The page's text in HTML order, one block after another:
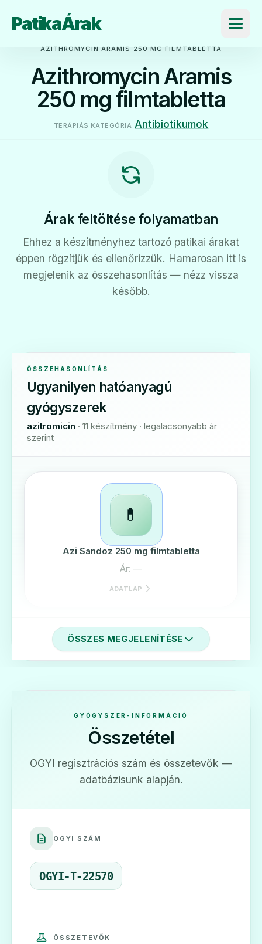
PatikaÁrak
AZITHROMYCIN ARAMIS 250 MG FILMTABLETTA
Azithromycin Aramis
250 mg filmtabletta
TERÁPIÁS KATEGÓRIA Antibiotikumok
Árak feltöltése folyamatban
Ehhez a készítményhez tartozó patikai árakat
éppen rögzítjük és ellenőrizzük. Hamarosan itt is
megjelenik az összehasonlítás — nézz vissza
később.
ÖSSZEHASONLÍTÁS
Ugyanilyen hatóanyagú
gyógyszerek
azitromicin · 11 készítmény · legalacsonyabb ár
szerint
💊
Azi Sandoz 250 mg filmtabletta
Ár: —
ADATLAP
💊
Ár: —
ADATLAP
💊
Ár: —
ADATLAP
ÖSSZES MEGJELENÍTÉSE
GYÓGYSZER-INFORMÁCIÓ
Összetétel
OGYI regisztrációs szám és összetevők —
adatbázisunk alapján.
OGYI SZÁM
OGYI-T-22570
ÖSSZETEVŐK